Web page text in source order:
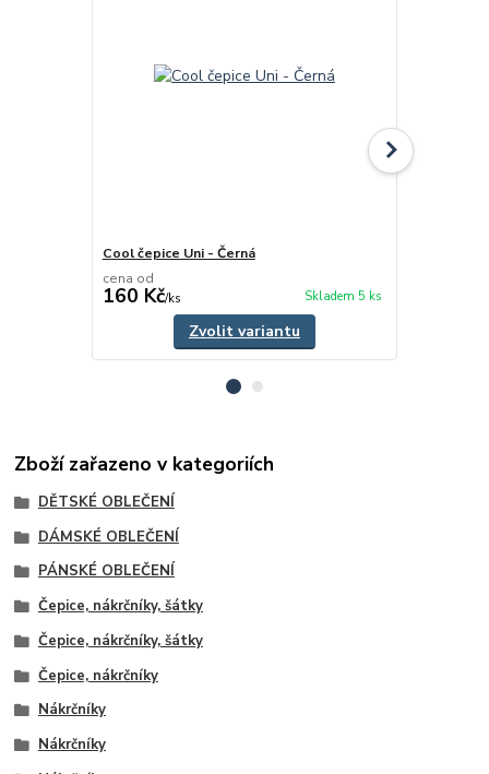
Cool čepice Uni - Černá
cena od
160 Kč/ks Skladem 5 ks
Zvolit variantu
Zboží zařazeno v kategoriích
DĚTSKÉ OBLEČENÍ
DÁMSKÉ OBLEČENÍ
PÁNSKÉ OBLEČENÍ
Čepice, nákrčníky, šátky
Čepice, nákrčníky, šátky
Čepice, nákrčníky
Nákrčníky
Nákrčníky